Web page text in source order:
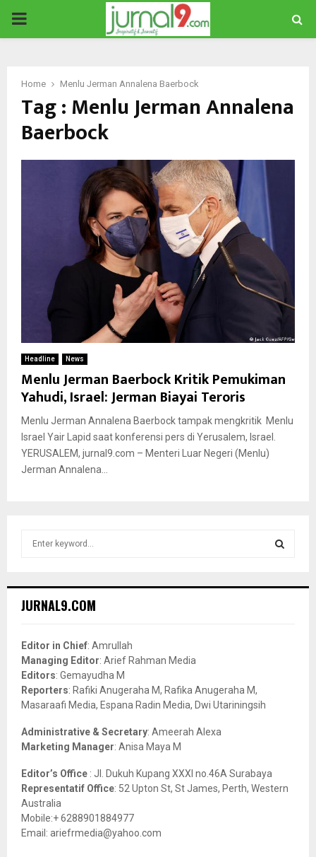
PRIMARY
Home Menlu Jerman Annalena Baerbock
Tag : Menlu Jerman Annalena
Baerbock
Headline News
Menlu Jerman Baerbock Kritik Pemukiman
Yahudi, Israel: Jerman Biayai Teroris
Menlu Jerman Annalena Baerbock tampak mengkritik Menlu
Israel Yair Lapid saat konferensi pers di Yerusalem, Israel.
YERUSALEM, jurnal9.com – Menteri Luar Negeri (Menlu)
Jerman Annalena...
h
o
r
:
JURNAL9.COM
Editor in Chief: Amrullah
Managing Editor: Arief Rahman Media
Editors: Gemayudha M
Reporters: Rafiki Anugeraha M, Rafika Anugeraha M,
Masaraafi Media, Espana Radin Media, Dwi Utariningsih
Administrative & Secretary: Ameerah Alexa
Marketing Manager: Anisa Maya M
Editor’s Office : Jl. Dukuh Kupang XXXI no.46A Surabaya
Representatif Office: 52 Upton St, St James, Perth, Western
Australia
Mobile:+ 6288901884977
Email: ariefrmedia@yahoo.com